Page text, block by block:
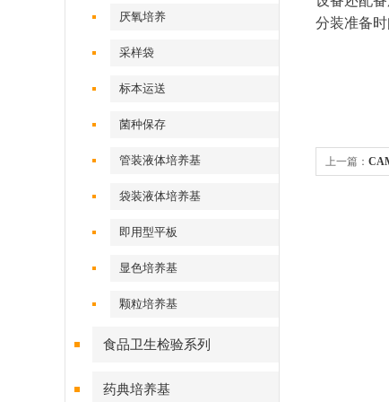
厌氧培养
采样袋
标本运送
菌种保存
管装液体培养基
袋装液体培养基
即用型平板
显色培养基
颗粒培养基
食品卫生检验系列
药典培养基
分装准备
上一篇：